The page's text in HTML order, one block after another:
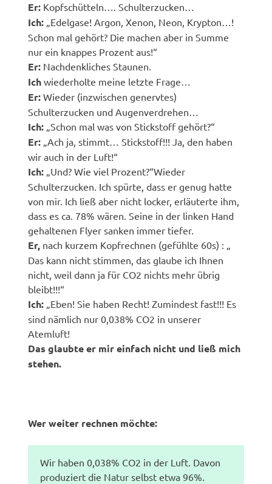
Er: Kopfschütteln…. Schulterzucken…
Ich: „Edelgase! Argon, Xenon, Neon, Krypton…!
Schon mal gehört? Die machen aber in Summe
nur ein knappes Prozent aus!“
Er: Nachdenkliches Staunen.
Ichwiederholte meine letzte Frage…
Er:Wieder (inzwischen genervtes)
Schulterzucken und Augenverdrehen…
Ich: „Schon mal was von Stickstoff gehört?“
Er: „Ach ja, stimmt… Stickstoff!!! Ja, den haben
wir auch in der Luft!“
Ich: „Und? Wie viel Prozent?“Wieder
Schulterzucken. Ich spürte, dass er genug hatte
von mir. Ich ließ aber nicht locker, erläuterte ihm,
dass es ca. 78% wären. Seine in der linken Hand
gehaltenen Flyer sanken immer tiefer.
Er, nach kurzem Kopfrechnen (gefühlte 60s) : „
Das kann nicht stimmen, das glaube ich Ihnen
nicht, weil dann ja für CO2 nichts mehr übrig
bleibt!!!“
Ich: „Eben! Sie haben Recht! Zumindest fast!!! Es
sind nämlich nur 0,038% CO2 in unserer
Atemluft!
Das glaubte er mir einfach nicht und ließ mich
stehen.
Wer weiter rechnen möchte:
Wir haben 0,038% CO2 in der Luft. Davon
produziert die Natur selbst etwa 96%.